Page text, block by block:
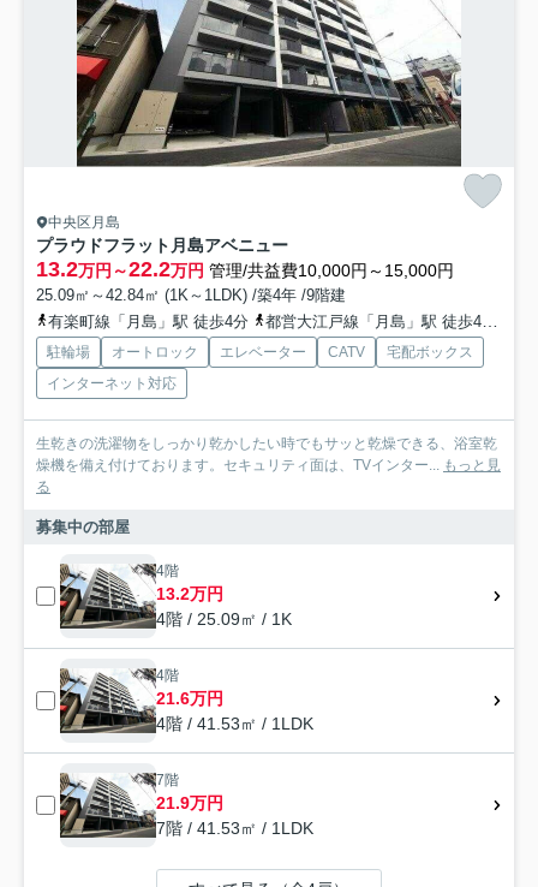
中央区月島
プラウドフラット月島アベニュー
13.2万円～22.2万円 管理/共益費10,000円～15,000円
25.09㎡～42.84㎡ (1K～1LDK) /築4年 /9階建
有楽町線「月島」駅 徒歩4分
都営大江戸線「月島」駅 徒歩4分
駐輪場 オートロック エレベーター CATV
宅配ボックス
インターネット対応
生乾きの洗濯物をしっかり乾かしたい時でもサッと乾燥できる、浴室乾
燥機を備え付けております。セキュリティ面は、TVインター... もっと見
る
募集中の部屋
4階
13.2万円
4階 / 25.09㎡ / 1K
4階
21.6万円
4階 / 41.53㎡ / 1LDK
7階
21.9万円
7階 / 41.53㎡ / 1LDK